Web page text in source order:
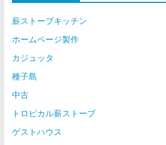
薪ストーブキッチン
ホームページ製作
カジュッタ
種子島
中古
トロピカル薪ストーブ
ゲストハウス